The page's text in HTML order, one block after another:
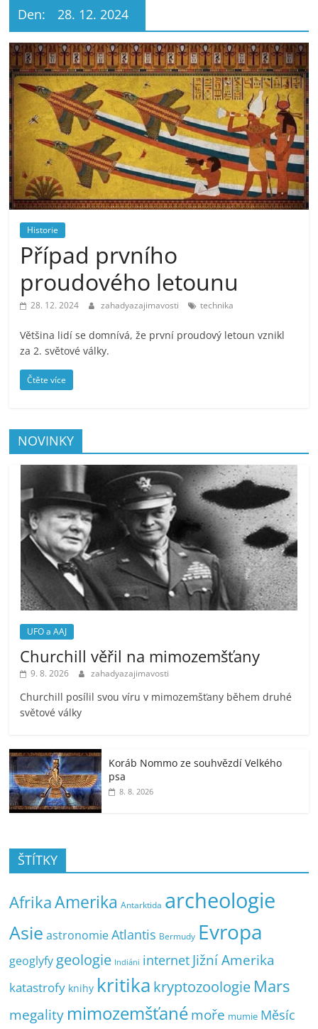
Den: 28. 12. 2024
Historie
Případ prvního
proudového letounu
28. 12. 2024 zahadyazajimavosti technika
Většina lidí se domnívá, že první proudový letoun vznikl
za 2. světové války.
Čtěte více
NOVINKY
UFO a AAJ
Churchill věřil na mimozemšťany
9. 8. 2026 zahadyazajimavosti
Churchill posílil svou víru v mimozemšťany během druhé
světové války
Koráb Nommo ze souhvězdí Velkého
psa
8. 8. 2026
ŠTÍTKY
AfrikaAmerika Antarktida archeologie
Asie astronomie Atlantis Bermudy Evropa
geoglyfy geologie Indiáni internet Jižní Amerika
katastrofy knihy kritika kryptozoologie Mars
megality mimozemšťanémoře mumie Měsíc